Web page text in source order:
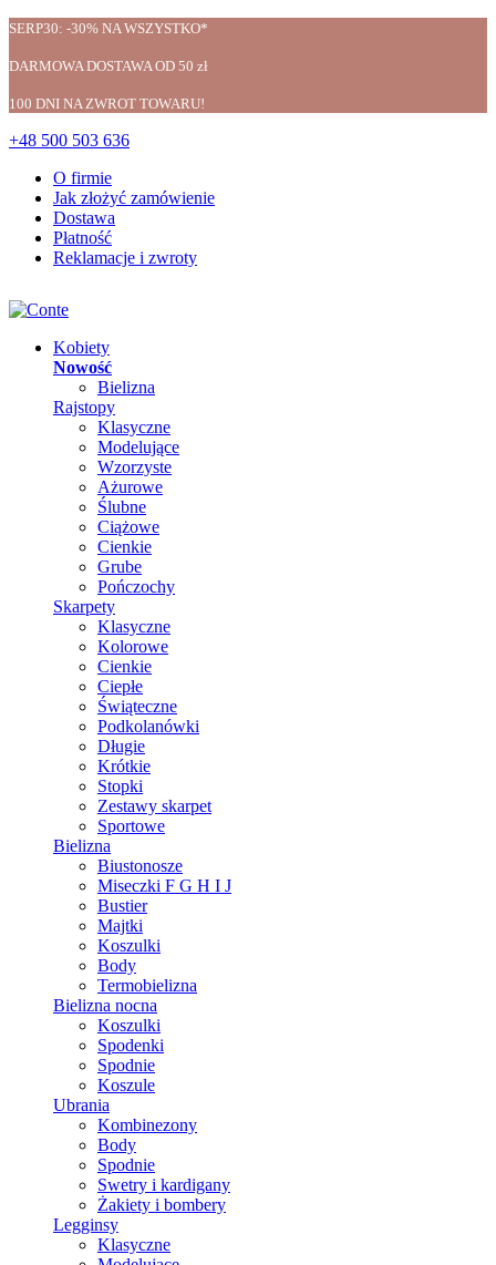
SERP30: -30% NA WSZYSTKO*
DARMOWA DOSTAWA OD 50 zł
100 DNI NA ZWROT TOWARU!
+48 500 503 636
O firmie
Jak złożyć zamówienie
Dostawa
Płatność
Reklamacje i zwroty
Kobiety
Nowość
Bielizna
Rajstopy
Klasyczne
Modelujące
Wzorzyste
Ażurowe
Ślubne
Ciążowe
Cienkie
Grube
Pończochy
Skarpety
Klasyczne
Kolorowe
Cienkie
Ciepłe
Świąteczne
Podkolanówki
Długie
Krótkie
Stopki
Zestawy skarpet
Sportowe
Bielizna
Biustonosze
Miseczki F G H I J
Bustier
Majtki
Koszulki
Body
Termobielizna
Bielizna nocna
Koszulki
Spodenki
Spodnie
Koszule
Ubrania
Kombinezony
Body
Spodnie
Swetry i kardigany
Żakiety i bombery
Legginsy
Klasyczne